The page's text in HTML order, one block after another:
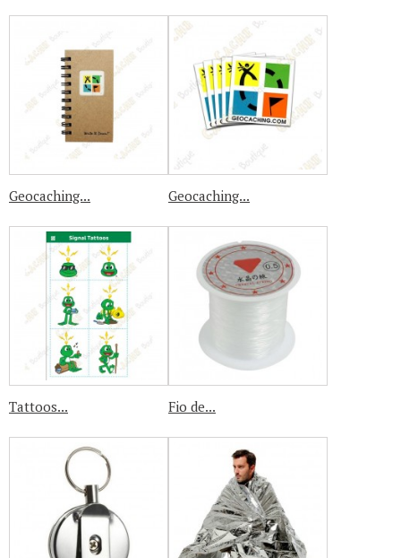
Geocaching... Geocaching...
Tattoos... Fio de...